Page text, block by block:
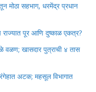
मोठा सहभाग, धरमेंद्र प्रधान
राज्यात पूर आणि दुष्काळ एकत्र?
वळण; खासदार पुत्राची ४ तास
अटक; महसूल विभागात